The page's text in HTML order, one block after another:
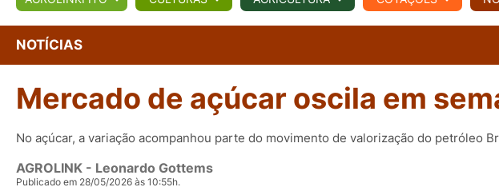
BIOLÓGICOS COTAÇÕES NOTÍCIAS AGROTEMPO REGIONAL
Conversor Colunistas Eventos
e
Vídeos
NOTÍCIAS
Mercado de açúcar oscila em
No açúcar, a variação acompanhou parte do movimento de valorização do petróleo
AGROLINK - Leonardo Gottems
Publicado em 28/05/2026 às 10:55h.